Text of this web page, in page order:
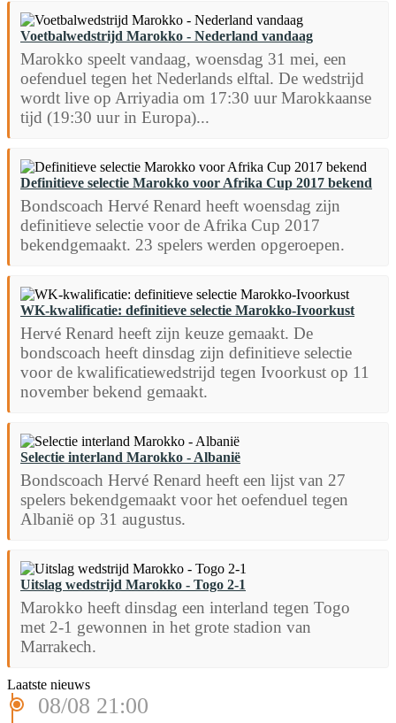
Voetbalwedstrijd Marokko - Nederland vandaag
Marokko speelt vandaag, woensdag 31 mei, een
oefenduel tegen het Nederlands elftal. De wedstrijd
wordt live op Arriyadia om 17:30 uur Marokkaanse
tijd (19:30 uur in Europa)...
Definitieve selectie Marokko voor Afrika Cup 2017 bekend
Bondscoach Hervé Renard heeft woensdag zijn
definitieve selectie voor de Afrika Cup 2017
bekendgemaakt. 23 spelers werden opgeroepen.
WK-kwalificatie: definitieve selectie Marokko-Ivoorkust
Hervé Renard heeft zijn keuze gemaakt. De
bondscoach heeft dinsdag zijn definitieve selectie
voor de kwalificatiewedstrijd tegen Ivoorkust op 11
november bekend gemaakt.
Selectie interland Marokko - Albanië
Bondscoach Hervé Renard heeft een lijst van 27
spelers bekendgemaakt voor het oefenduel tegen
Albanië op 31 augustus.
Uitslag wedstrijd Marokko - Togo 2-1
Marokko heeft dinsdag een interland tegen Togo
met 2-1 gewonnen in het grote stadion van
Marrakech.
Laatste nieuws
08/08 21:00